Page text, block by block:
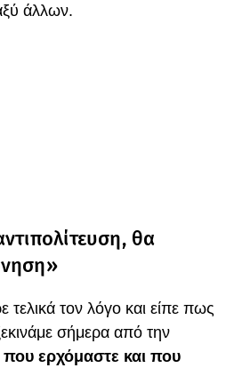
άλλων.
θα
τον λόγο και είπε πως
σήμερα από την
ερχόμαστε και που